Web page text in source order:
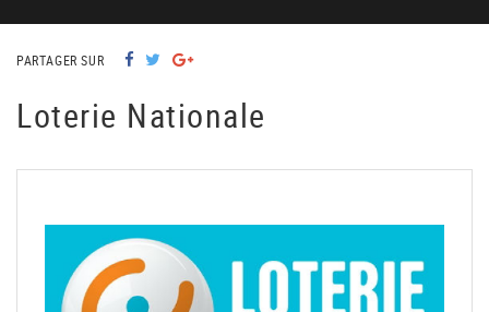
PARTAGER SUR
Loterie Nationale